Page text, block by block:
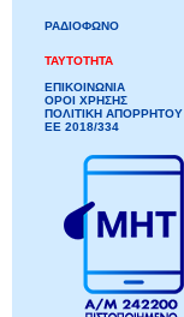
ΡΑΔΙΟΦΩΝΟ
ΤΑΥΤΟΤΗΤΑ
ΕΠΙΚΟΙΝΩΝΙΑ
ΟΡΟΙ ΧΡΗΣΗΣ
ΠΟΛΙΤΙΚΗ ΑΠΟΡΡΗΤΟΥ
ΕΕ 2018/334